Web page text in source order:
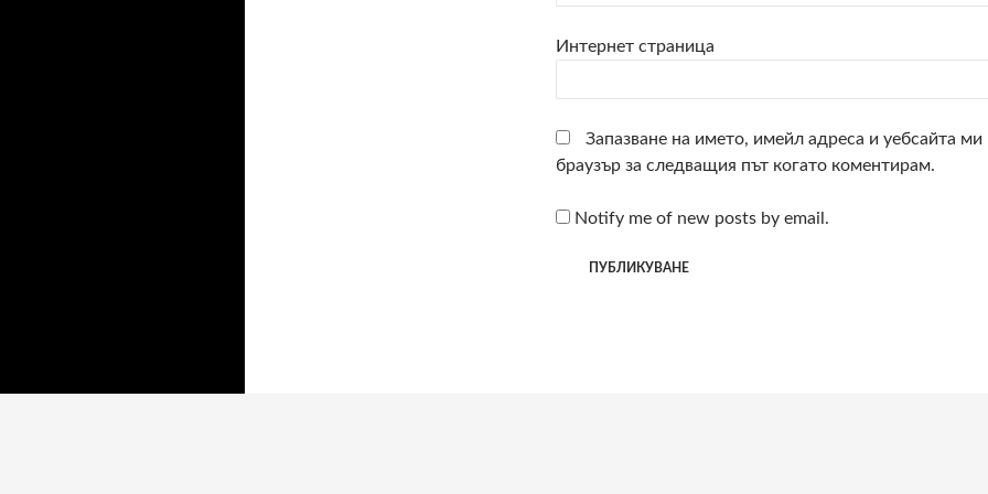
Интернет страница
Запазване на името, имейл адреса и уебсайта ми
браузър за следващия път когато коментирам.
Notify me of new posts by email.